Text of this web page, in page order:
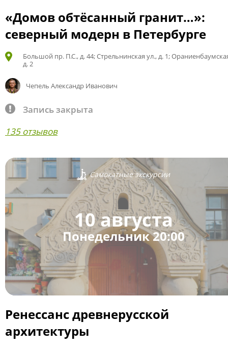
«Домов обтёсанный гранит…»:
северный модерн в Петербурге
Большой пр. П.С., д. 44; Стрельнинская ул., д. 1;
д. 2
Чепель Александр Иванович
Запись закрыта
135 отзывов
Самокатные экскурсии
10 августа
Понедельник 20:00
Ренессанс древнерусской
архитектуры